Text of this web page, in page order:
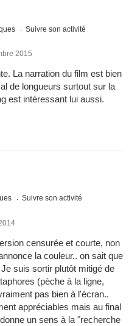
Suivre son activité
2015
La narration du film est bien
de longueurs surtout sur la
est intéressant lui aussi.
Suivre son activité
censurée et courte, non
la couleur.. on sait que
suis sortir plutôt mitigé de
(pèche à la ligne,
pas bien à l'écran..
appréciables mais au final
un sens à la "recherche